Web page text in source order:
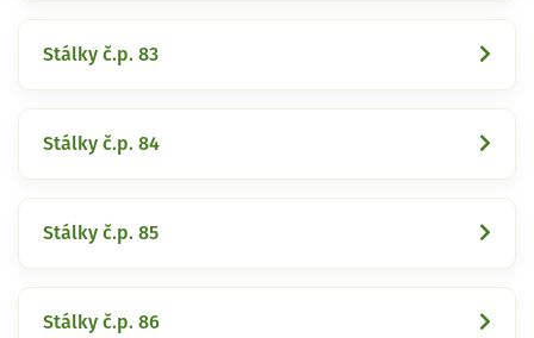
Stálky č.p. 83
Stálky č.p. 84
Stálky č.p. 85
Stálky č.p. 86